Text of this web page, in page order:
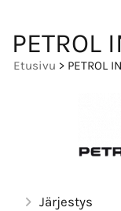
PETROL
Etusivu > PETROL
Järjestys